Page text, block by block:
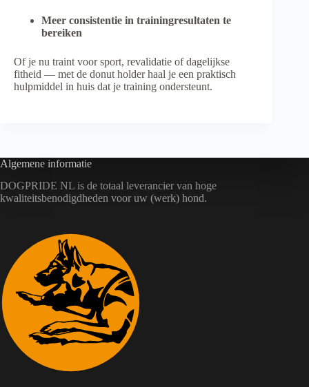
Meer consistentie in trainingresultaten te
bereiken
Of je nu traint voor sport, revalidatie of dagelijkse
fitheid — met de donut holder haal je een praktisch
hulpmiddel in huis dat je training ondersteunt.
Algemene informatie
DOGPRIDE NL is de totaal leverancier van hoge
kwaliteitsbenodigdheden voor uw (werk) hond.